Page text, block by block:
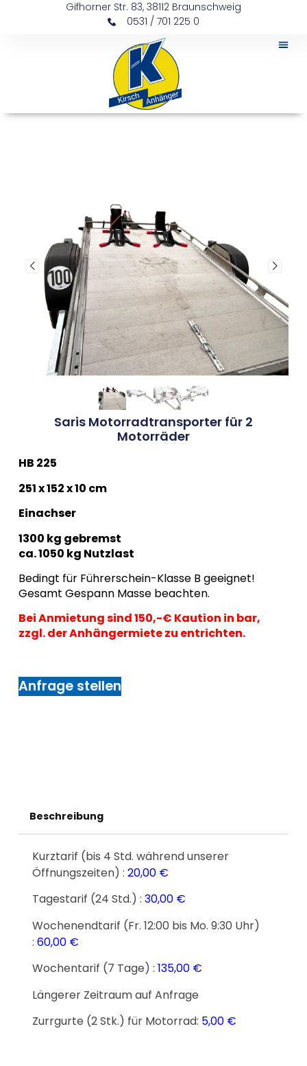
Gifhorner Str. 83, 38112 Braunschweig
0531 / 701 225 0
Saris Motorradtransporter für 2
Motorräder
HB 225
251 x 152 x 10 cm
Einachser
1300 kg gebremst
ca. 1050 kg Nutzlast
Bedingt für Führerschein-Klasse B geeignet!
Gesamt Gespann Masse beachten.
Bei Anmietung sind 150,-€ Kaution in bar,
zzgl. der Anhängermiete zu entrichten.
Anfrage stellen
Beschreibung
Kurztarif (bis 4 Std. während unserer
Öffnungszeiten) : 20,00 €
Tagestarif (24 Std.) : 30,00 €
Wochenendtarif (Fr. 12:00 bis Mo. 9:30 Uhr)
: 60,00 €
Wochentarif (7 Tage) : 135,00 €
Längerer Zeitraum auf Anfrage
Zurrgurte (2 Stk.) für Motorrad: 5,00 €